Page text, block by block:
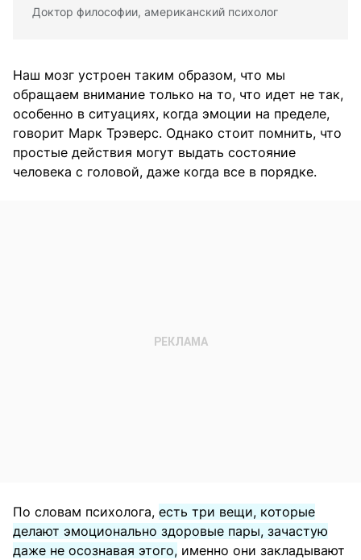
Доктор философии, американский психолог
Наш мозг устроен таким образом, что мы
обращаем внимание только на то, что идет не так,
особенно в ситуациях, когда эмоции на пределе,
говорит Марк Трэверс. Однако стоит помнить, что
простые действия могут выдать состояние
человека с головой, даже когда все в порядке.
По словам психолога, есть три вещи, которые
делают эмоционально здоровые пары, зачастую
даже не осознавая этого, именно они закладывают